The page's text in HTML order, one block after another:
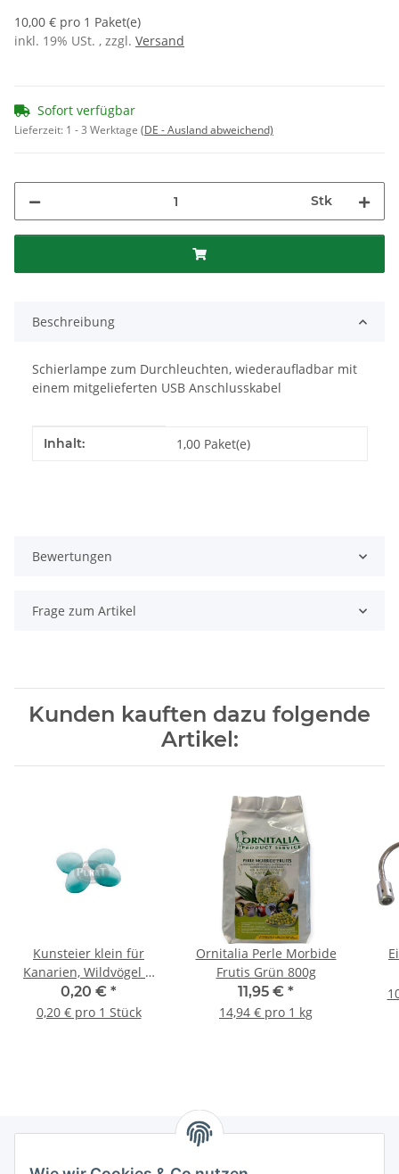
10,00 € pro 1 Paket(e)
inkl. 19% USt. , zzgl. Versand
Sofort verfügbar
Lieferzeit: 1 - 3 Werktage (DE - Ausland abweichend)
Stk
Beschreibung
Schierlampe zum Durchleuchten, wiederaufladbar mit
einem mitgelieferten USB Anschlusskabel
Produkteigenschaft
Wert
Inhalt: 1,00 Paket(e)
Bewertungen
Frage zum Artikel
Kunden kauften dazu folgende
Artikel:
Kunsteier klein für
Kanarien, Wildvögel &
Exoten türkis
0,20 € *
0,20 € pro 1 Stück
Ornitalia Perle Morbide
Frutis Grün 800g
11,95 € *
14,94 € pro 1 kg